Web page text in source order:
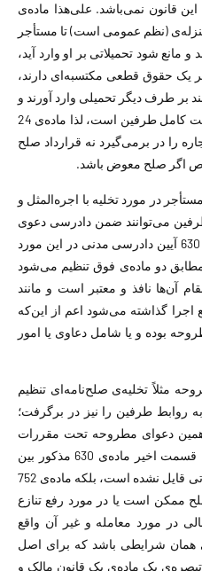
قانون نمی‌باشد. علی‌هذا ماده‌ی
منزله‌ی (نظم عمومی است) تا مستأجر
مانع شود تحمیلاتی بر او وارد آید،
هر یک حقوق قطعی مکتسبه‌ای دارند،
بر طرف دیگر تحمیلی وارد آورند و
هر صلحی واقع شود، مسلماً با رضایت کامل طرفین است، لذا ماده‌ی 24
را در برمی‌گیرد نه قرارداد صلح
اگر صلح معوض باشد.
در مورد تخلیه با اجره‌المثل و
می‌توانند ضمن دادرسی دعوی
خود را به صلح خاتمه دهند و ماده‌ی 630 آیین دادرسی مدنی در این مورد
دو ماده‌ی فوق تنظیم می‌شود
آن‌ها نافذ و معتبر است و مانند
اجرا گذاشته می‌شود اعم از این‌که
بوده و یا شامل دعاوی یا امور
مثلاً تخلیه‌ی صلح‌نامه‌ای تنظیم
روابط طرفین را نیز در برگرفت؛
همین دعوای مطروحه تحت مقررات
صلح‌نامه قرار می‌گیرد. زیرا نه تنها قسمت اخیر ماده‌ی 630 مذکور بین
دعاوی مطروحه و «امور دیگر» تفاوتی قایل نشده است، بلکه ماده‌ی 752
ممکن است یا در مورد رفع تنازع
در مورد معامله و غیر آن واقع
همان شرایطی باشد که برای اصل
یک ماده‌ی یک قانون مالک و